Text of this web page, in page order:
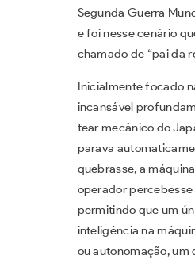
Segunda Guerra
e foi nesse cenário
chamado de “pai da
Inicialmente focado
incansável
tear mecânico do
parava
quebrasse, a
operador
permitindo que um
inteligência na
ou autonomação, um